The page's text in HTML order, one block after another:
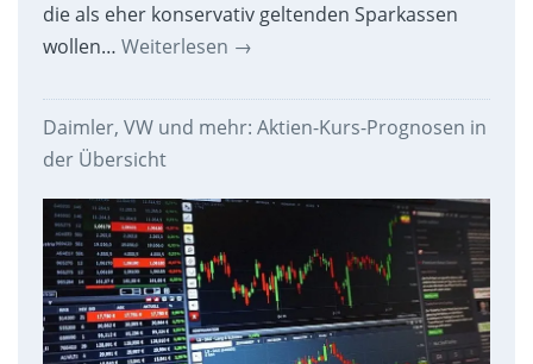
die als eher konservativ geltenden Sparkassen
wollen… Weiterlesen →
Daimler, VW und mehr: Aktien-Kurs-Prognosen in
der Übersicht